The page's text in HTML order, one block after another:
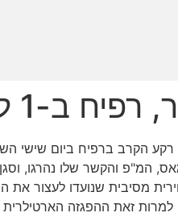
2014
והקשר שלו נהרגו, וסגן
מסיבית שנועדו לעצור את
זאת ההפגזה